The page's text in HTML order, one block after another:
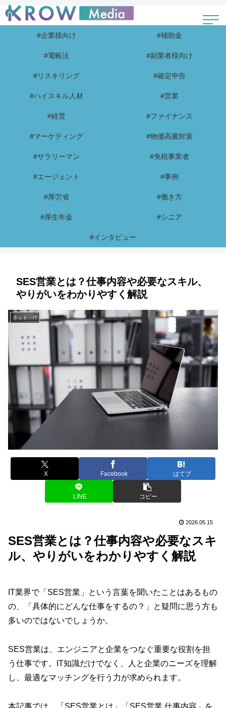
#企業様向け #補助金
#電帳法 #副業者様向け
#リスキリング #確定申告
#ハイスキル人材 #営業
#経営 #ファイナンス
#マーケティング #物価高騰対策
#サラリーマン #免税事業者
#エージェント #事例
#厚労省 #働き方
#厚生年金 #シニア
#インタビュー
SES営業とは？仕事内容や必要なスキル、
やりがいをわかりやすく解説
ネット・IT
X Facebook はてブ
LINE コピー
2026.05.15
SES営業とは？仕事内容や必要なスキ
ル、やりがいをわかりやすく解説
IT業界で「SES営業」という言葉を聞いたことはあるもの
の、「具体的にどんな仕事をするの？」と疑問に思う方も
多いのではないでしょうか。
SES営業は、エンジニアと企業をつなぐ重要な役割を担
う仕事です。IT知識だけでなく、人と企業のニーズを理解
し、最適なマッチングを行う力が求められます。
本記事では、「SES営業とは」「SES営業 仕事内容」を